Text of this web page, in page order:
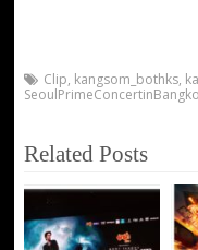
Clip, kangsom_bothks,
Related Posts